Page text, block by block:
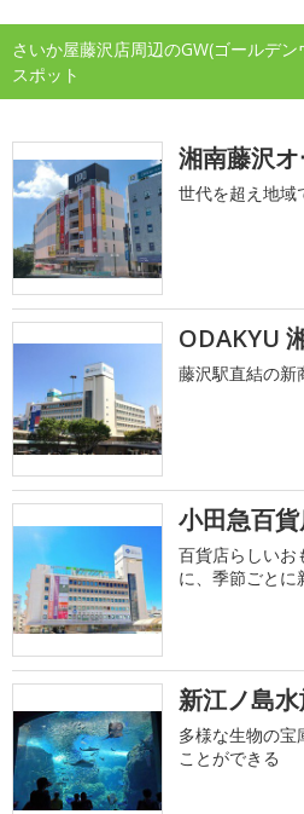
さいか屋藤沢店周辺のGW(ゴールデ
スポット
湘南藤沢
世代を超え地域
ODAKYU
藤沢駅直結の新
小田急百
百貨店らしいお
に、季節ごとに
新江ノ島
多様な生物の宝
ことができる